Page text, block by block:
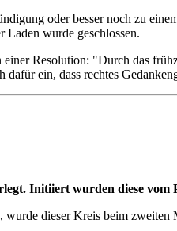
oder besser noch zu
Laden wurde geschlossen.
Resolution: "Durch das
ein, dass rechtes
Initiiert wurden diese
dieser Kreis beim